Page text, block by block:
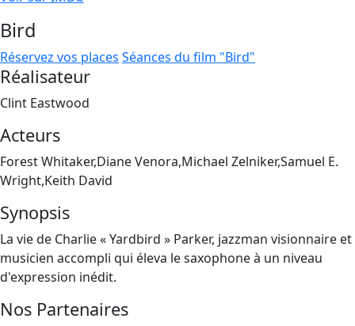
Bird
Réservez vos places Séances du film "Bird"
Réalisateur
Clint Eastwood
Acteurs
Forest Whitaker,Diane Venora,Michael Zelniker,Samuel E.
Wright,Keith David
Synopsis
La vie de Charlie « Yardbird » Parker, jazzman visionnaire et
musicien accompli qui éleva le saxophone à un niveau
d'expression inédit.
Nos Partenaires